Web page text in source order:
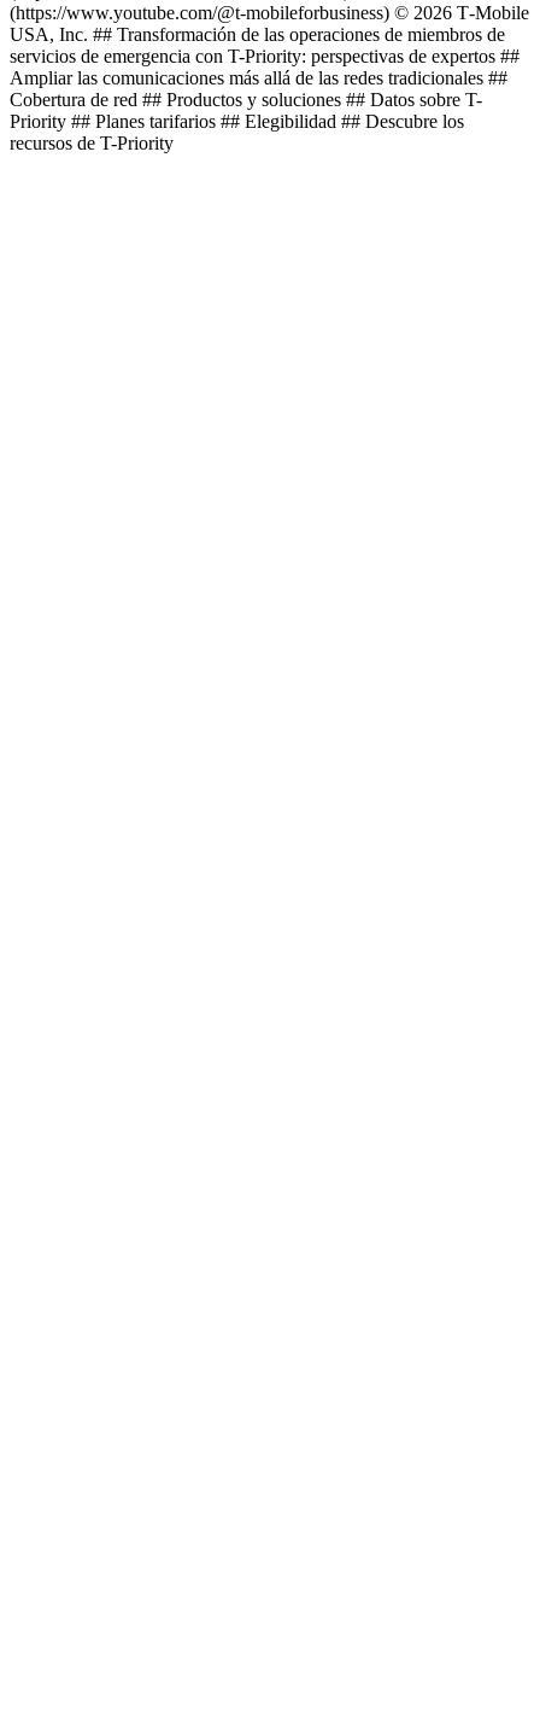
(https://www.youtube.com/@t-mobileforbusiness) © 2026 T‑Mobile
USA, Inc. ## Transformación de las operaciones de miembros de
servicios de emergencia con T-Priority: perspectivas de expertos ##
Ampliar las comunicaciones más allá de las redes tradicionales ##
Cobertura de red ## Productos y soluciones ## Datos sobre T-
Priority ## Planes tarifarios ## Elegibilidad ## Descubre los
recursos de T-Priority